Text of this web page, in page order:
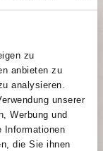
zu
anbieten zu
analysieren.
unserer
Werbung und
Informationen
die Sie ihnen